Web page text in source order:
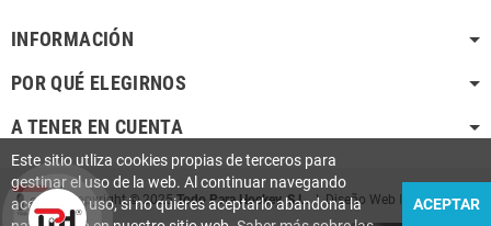
INFORMACIÓN
POR QUÉ ELEGIRNOS
A TENER EN CUENTA
Copyright © 2025Todo Para Hockey, S.L.| Diseño Web Infoactiu
Este sitio utliza cookies propias de terceros para
gestinar el uso de la web. Al continuar navegando
aceptas su uso, si no quieres aceptarlo abandona la
ACEPTAR